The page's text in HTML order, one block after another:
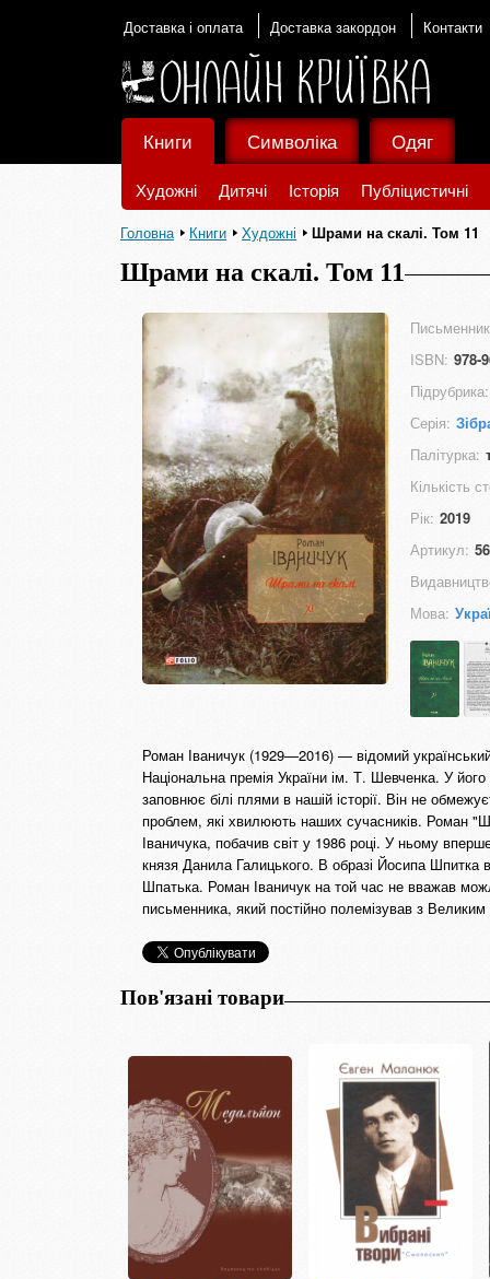
Доставка і оплата Доставка закордон Контакти
Книги
Художні Дитячі Історія Публіцистичні
Символіка Одяг
Головна Книги Художні Шрами на скалі. Том 11
Шрами на скалі. Том 11
ISBN: 978-
Підрубрика:
Серія:
Палітурка:
Кількість
Рік: 2019
Артикул:
Мова:
Роман Іваничук (1929—2016) — відомий
Національна премія України ім. Т. Шевченка. У
заповнює білі плями в нашій історії. Він не
проблем, які хвилюють наших сучасників. Роман
Іваничука, побачив світ у 1986 році. У ньому
князя Данила Галицького. В образі Йосипа Шпитка
Шпатька. Роман Іваничук на той час не вважав
письменника, який постійно полемізував з
Пов'язані товари